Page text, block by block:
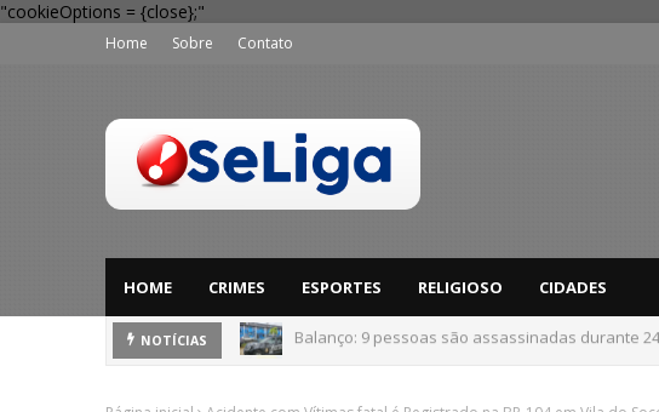
"cookieOptions = {close};"
Home Sobre Contato
HOME CRIMES ESPORTES RELIGIOSO CIDADES
NOTÍCIAS 'Perigo potencial': 58 municípios do interior de